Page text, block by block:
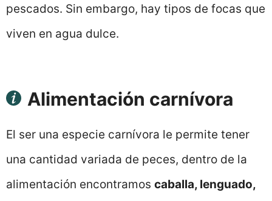
pescados. Sin embargo, hay tipos de focas que
viven en agua dulce.
Alimentación carnívora
El ser una especie carnívora le permite tener
una cantidad variada de peces, dentro de la
alimentación encontramos caballa, lenguado,